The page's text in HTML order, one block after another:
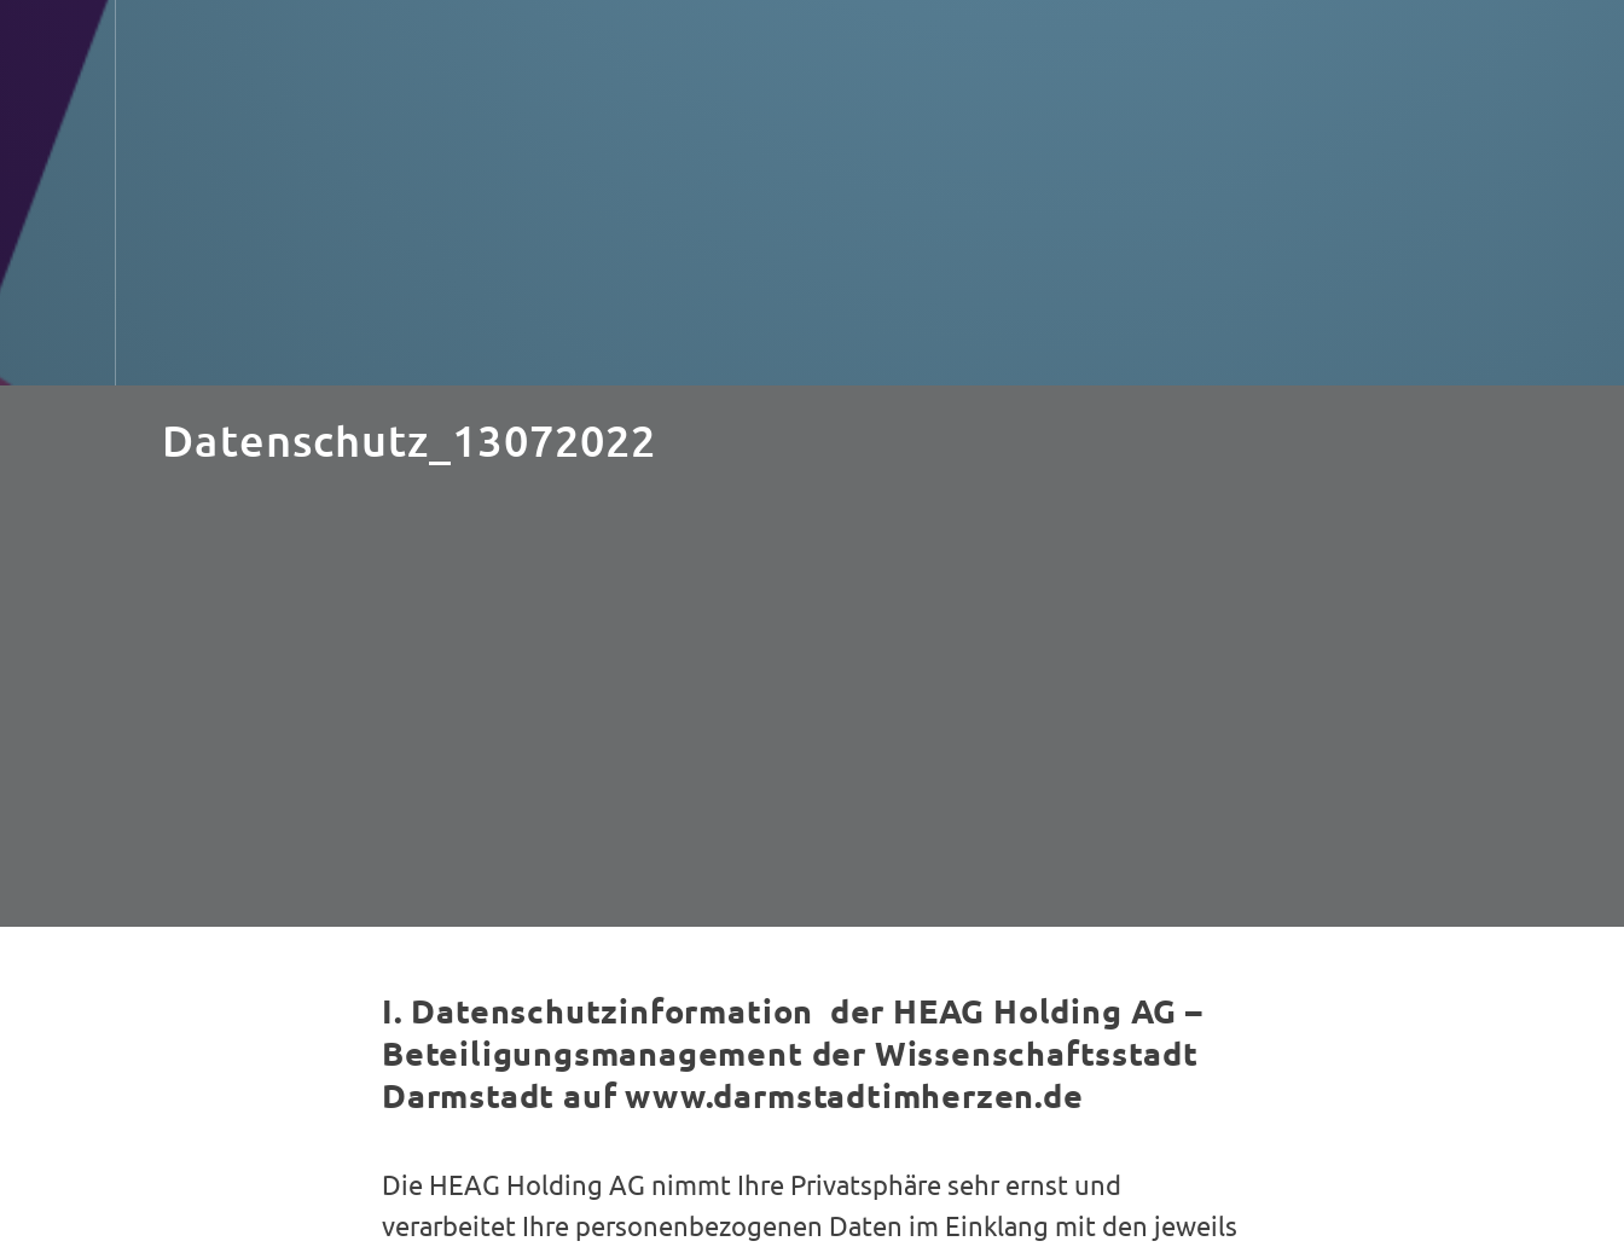
Datenschutz_13072022
I. Datenschutzinformation der HEAG Holding AG –
Beteiligungsmanagement der Wissenschaftsstadt
Darmstadt auf www.darmstadtimherzen.de
Die HEAG Holding AG nimmt Ihre Privatsphäre sehr ernst und
verarbeitet Ihre personenbezogenen Daten im Einklang mit den jeweils